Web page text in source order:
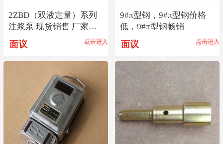
2ZBD（双液定量）系列
注浆泵 现货销售 厂家直
销
面议 点击进入
9#π型钢，9#π型钢价格
低，9#π型钢畅销
面议 点击进入